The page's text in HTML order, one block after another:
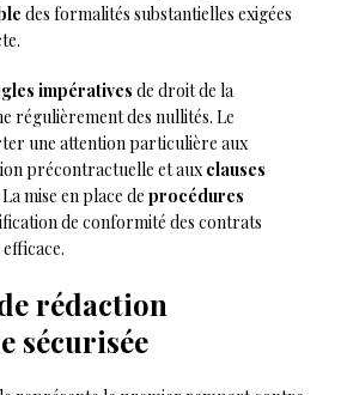
des formalités substantielles exigées
impératives de droit de la
régulièrement des nullités. Le
une attention particulière aux
précontractuelle et aux clauses
mise en place de procédures
de conformité des contrats
rédaction
sécurisée